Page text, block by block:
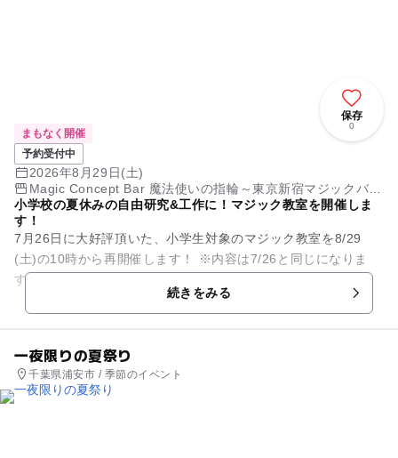
保存
0
まもなく開催
予約受付中
2026年8月29日(土)
Magic Concept Bar 魔法使いの指輪～東京新宿マジックバー
～
小学校の夏休みの自由研究&工作に！マジック教室を開催しま
す！
7月26日に大好評頂いた、小学生対象のマジック教室を8/29
(土)の10時から再開催します！ ※内容は7/26と同じになりま
続きをみる
一夜限りの夏祭り
千葉県浦安市 / 季節のイベント